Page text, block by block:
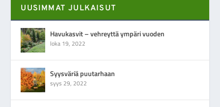
UUSIMMAT JULKAISUT
Havukasvit – vehreyttä ympäri vuoden
loka 19, 2022
Syysväriä puutarhaan
syys 29, 2022